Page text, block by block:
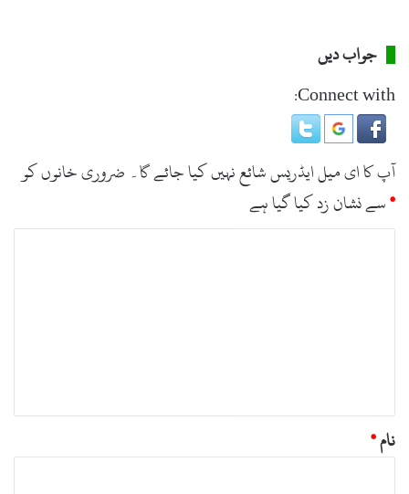
جواب دیں
Connect with:
آپ کا ای میل ایڈریس شائع نہیں کیا جائے گا۔ ضروری خانوں کو
*سے نشان زد کیا گیا ہے
نام*